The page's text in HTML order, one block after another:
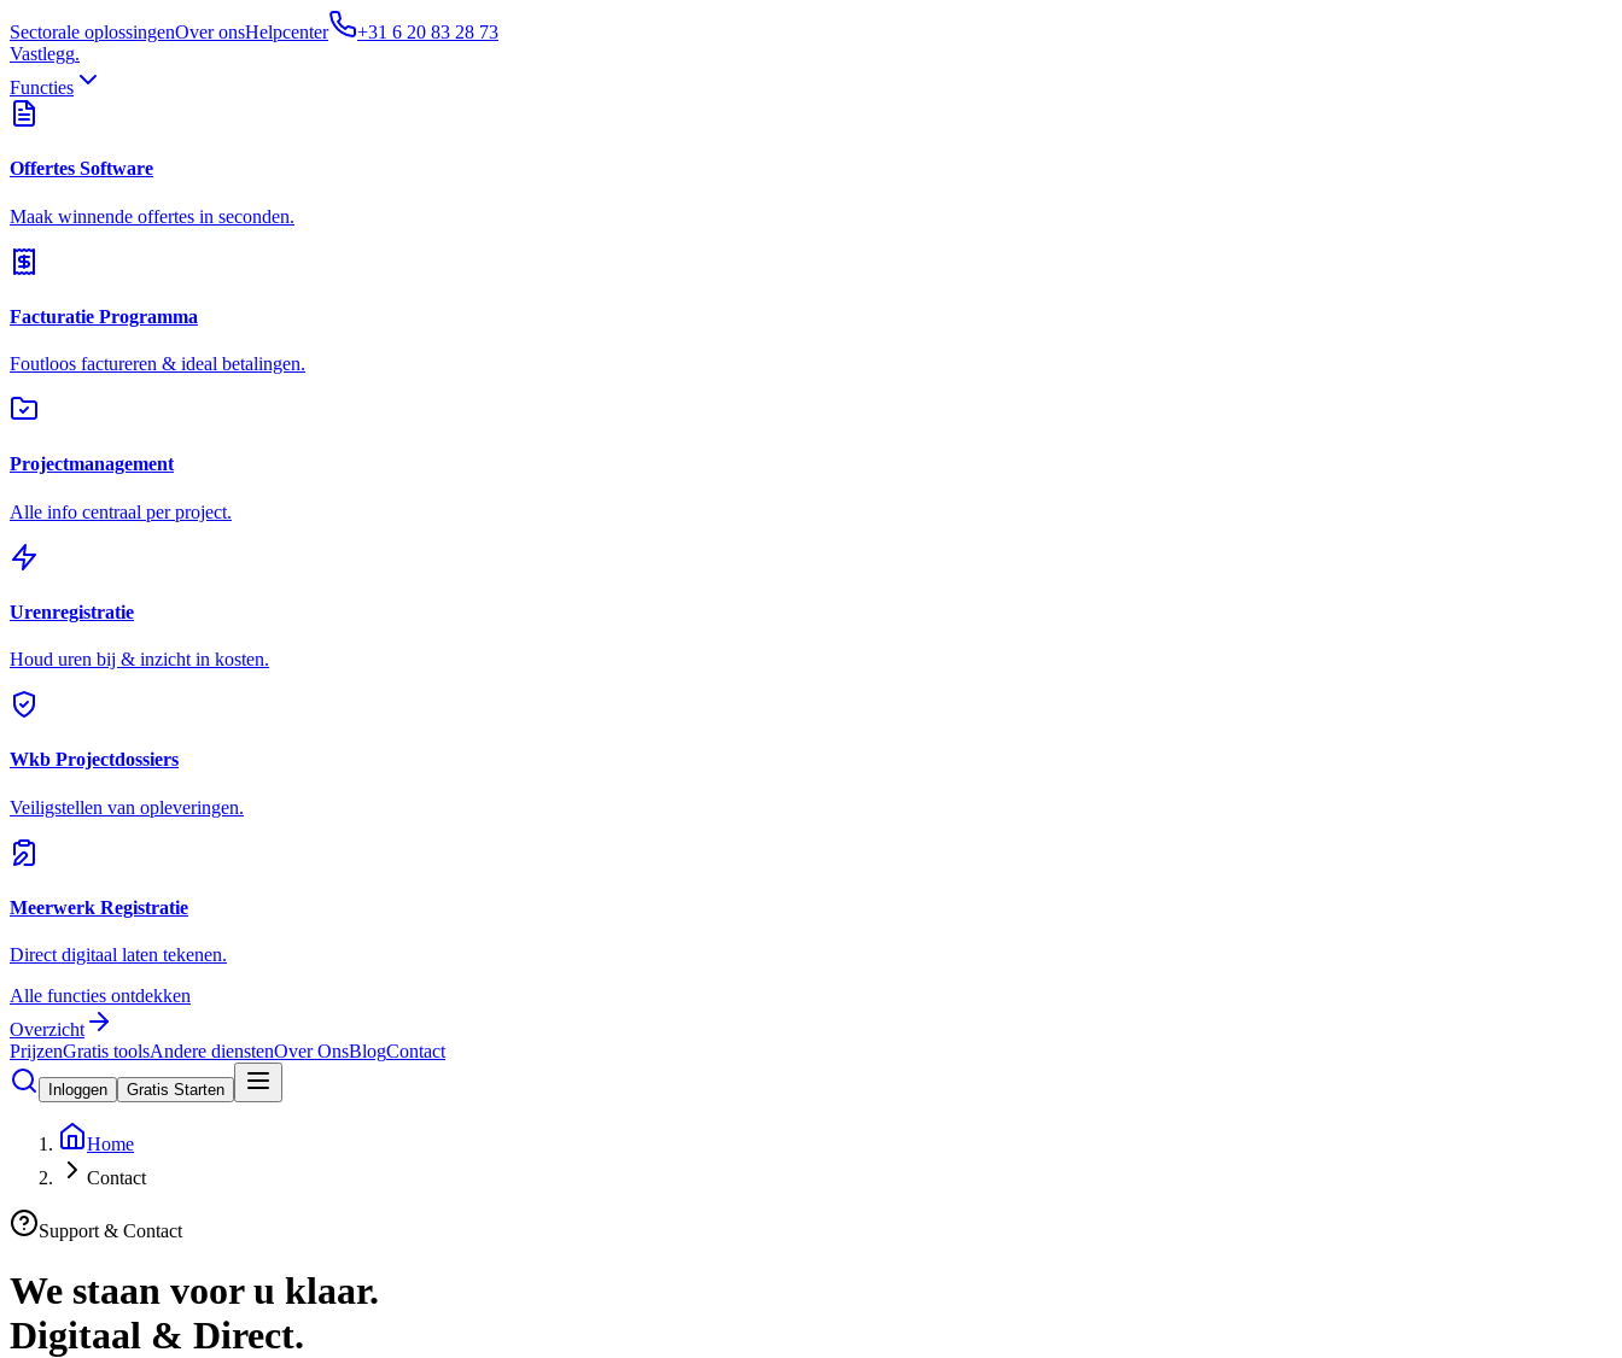
Sectorale oplossingenOver onsHelpcenter
+31 6 20 83 28 73
Vastlegg.
Functies
Offertes Software
Maak winnende offertes in seconden.
Facturatie Programma
Foutloos factureren & ideal betalingen.
Projectmanagement
Alle info centraal per project.
Urenregistratie
Houd uren bij & inzicht in kosten.
Wkb Projectdossiers
Veiligstellen van opleveringen.
Meerwerk Registratie
Direct digitaal laten tekenen.
Alle functies ontdekken
Overzicht
PrijzenGratis toolsAndere dienstenOver OnsBlogContact
Inloggen Gratis Starten
Home
Contact
Support & Contact
We staan voor u klaar.
Digitaal & Direct.